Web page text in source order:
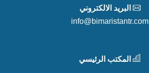
البريد الالكتروني
info@bimaristantr.com
المكتب الرئيسي